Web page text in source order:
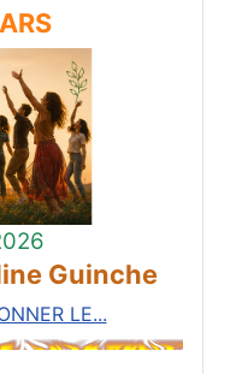
Guinche
LE...